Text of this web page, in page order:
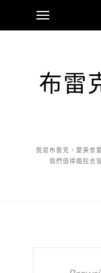
布雷
我是布雷克，愛美食
我們值得瘋狂去